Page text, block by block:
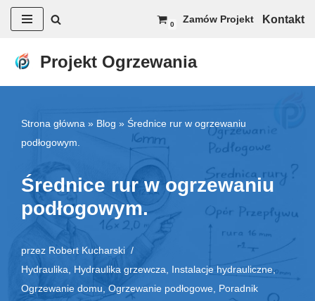
do
0 Zamów Projekt Kontakt
Projekt Ogrzewania
Strona główna » Blog » Średnice rur w ogrzewaniu
podłogowym.
Średnice rur w ogrzewaniu
podłogowym.
przez Robert Kucharski
Hydraulika
Hydraulika grzewcza Instalacje hydrauliczne,
Ogrzewanie domu Ogrzewanie podłogowe Poradnik